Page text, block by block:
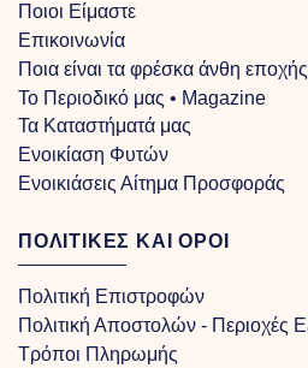
Ποιοι Είμαστε
Επικοινωνία
Ποια είναι τα φρέσκα άνθη
Το Περιοδικό μας • Magazine
Τα Kαταστήματά μας
Ενοικίαση Φυτών
Ενοικιάσεις Αίτημα Προσφοράς
ΠΟΛΙΤΙΚΕΣ ΚΑΙ ΟΡΟΙ
Πολιτική Επιστροφών
Πολιτική Αποστολών - Περιοχές
Τρόποι Πληρωμής